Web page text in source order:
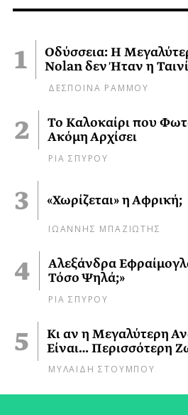
Οδύσσεια: Η
Nolan δεν Ήταν η
ΔΕΣΠΟΙΝΑ ΡΑΜΜΟΥ
Το Καλοκαίρι που
Ακόμη Αρχίσει
ΡΙΑ ΣΠΥΡΟΥ
«Χωρίζεται» η Αφρική;
ΙΩΑΝΝΗΣ ΜΠΑΖΙΩΤΗΣ
Αλεξάνδρα
Τόσο Ψηλά;»
ΡΙΑ ΣΠΥΡΟΥ
Κι αν η Μεγαλύτερη
Είναι… Περισσότερη
ΜΥΛΑΙΔΗ ΣΤΟΥΜΠΟΥ